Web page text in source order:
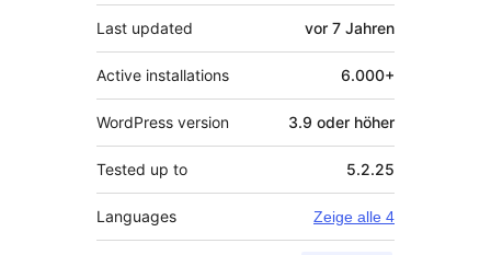
Last updated vor 7 Jahren
Active installations 6.000+
WordPress version 3.9 oder höher
Tested up to 5.2.25
Languages Zeige alle 4